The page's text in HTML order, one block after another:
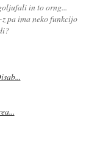
in to orng...
pa ima neko funkcijo